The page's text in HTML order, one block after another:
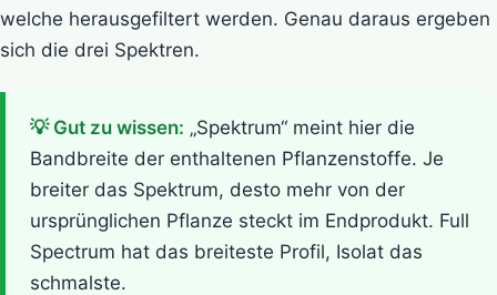
welche herausgefiltert werden. Genau daraus ergeben
sich die drei Spektren.
💡 Gut zu wissen: „Spektrum“ meint hier die
Bandbreite der enthaltenen Pflanzenstoffe. Je
breiter das Spektrum, desto mehr von der
ursprünglichen Pflanze steckt im Endprodukt. Full
Spectrum hat das breiteste Profil, Isolat das
schmalste.